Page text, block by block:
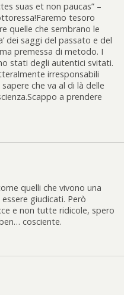
suas et non paucas” –
tesoro
quelle che sembrano le
dei saggi del passato e del
premessa di metodo. I
stati degli autentici svitati.
irresponsabili
che va al di là delle
a prendere
quelli che vivono una
giudicati. Però
e non tutte ridicole, spero
cosciente.